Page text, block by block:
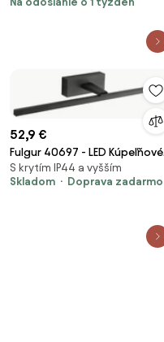
čierna matná, OSW-66043
52,9 €
Fulgur 40697 - LED Kúpeľňové
osvetlenie zrkadla LUNA
LED/12W/230V IP44 čierna
S krytím IP44 a vyšším
Skladom
Doprava zadarmo